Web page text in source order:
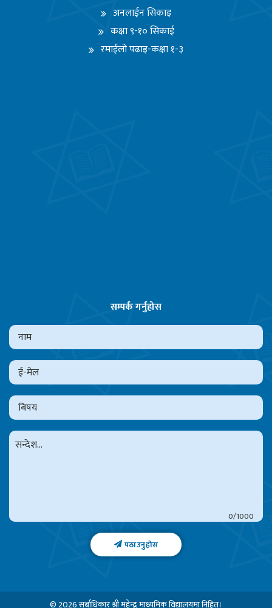
अनलाईन सिकाइ
कक्षा ९-१० सिकाई
रमाईलो पढाइ-कक्षा १-३
सम्पर्क गर्नुहोस
0
पठाउनुहोस
© 2026 सर्बाधिकारश्री महेन्द्र माध्यमिक विद्यालयमा निहित।